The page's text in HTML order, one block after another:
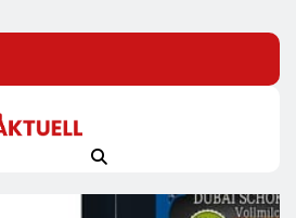
Im All-Black-Design:
PRO-S 525 In Der
Exklusiven Grillfürst-
An CineStar-